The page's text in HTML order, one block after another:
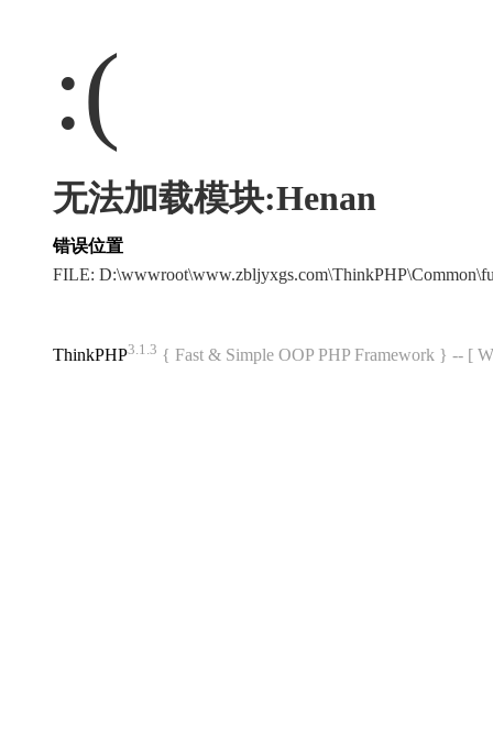
:(
无法加载模块:Henan
错误位置
FILE:
ThinkPHP3.1.3 { Fast & Simple OOP PHP Framework } -- [